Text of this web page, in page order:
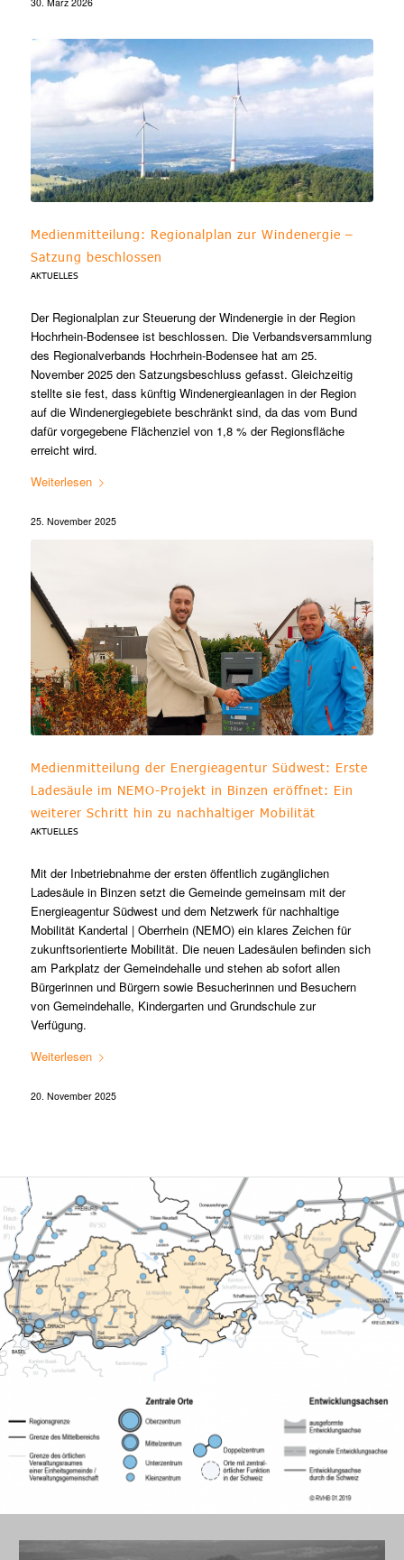
Medienmitteilung: Regionalplan zur Windenergie –
Satzung beschlossen
AKTUELLES
Der Regionalplan zur Steuerung der Windenergie in der Region
Hochrhein-Bodensee ist beschlossen. Die Verbandsversammlung
des Regionalverbands Hochrhein-Bodensee hat am 25.
November 2025 den Satzungsbeschluss gefasst. Gleichzeitig
stellte sie fest, dass künftig Windenergieanlagen in der Region
auf die Windenergiegebiete beschränkt sind, da das vom Bund
dafür vorgegebene Flächenziel von 1,8 % der Regionsfläche
erreicht wird.
Weiterlesen
25. November 2025
Medienmitteilung der Energieagentur Südwest: Erste
Ladesäule im NEMO-Projekt in Binzen eröffnet: Ein
weiterer Schritt hin zu nachhaltiger Mobilität
AKTUELLES
Mit der Inbetriebnahme der ersten öffentlich zugänglichen
Ladesäule in Binzen setzt die Gemeinde gemeinsam mit der
Energieagentur Südwest und dem Netzwerk für nachhaltige
Mobilität Kandertal | Oberrhein (NEMO) ein klares Zeichen für
zukunftsorientierte Mobilität. Die neuen Ladesäulen befinden sich
am Parkplatz der Gemeindehalle und stehen ab sofort allen
Bürgerinnen und Bürgern sowie Besucherinnen und Besuchern
von Gemeindehalle, Kindergarten und Grundschule zur
Verfügung.
Weiterlesen
20. November 2025